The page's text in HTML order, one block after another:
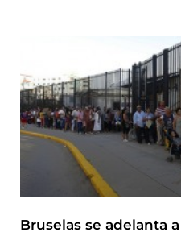
Bruselas se adelanta